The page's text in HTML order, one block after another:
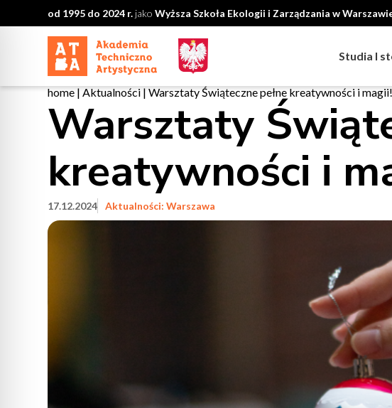
od 1995 do 2024 r. jakoWyższa Szkoła Ekologii i Zarządzania w
Studia I
home|Aktualności|Warsztaty Świąteczne pełne kreatywności i
Warsztaty
kreatywności i
17.12.2024 Aktualności: Warszawa